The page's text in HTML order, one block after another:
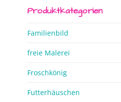
Produktkategorien
Familienbild
freie Malerei
Froschkönig
Futterhäuschen